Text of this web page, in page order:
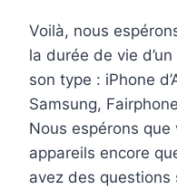
Voilà, nous
la durée de vie
son type : iPhone
Samsung,
Nous espérons que
appareils encore
avez des questions